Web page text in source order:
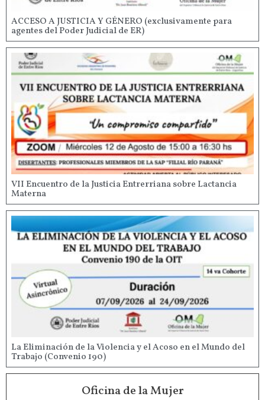
ACCESO A JUSTICIA Y GÉNERO (exclusivamente para
agentes del Poder Judicial de ER)
VII Encuentro de la Justicia Entrerriana sobre Lactancia
Materna
La Eliminación de la Violencia y el Acoso en el Mundo del
Trabajo (Convenio 190)
Oficina de la Mujer